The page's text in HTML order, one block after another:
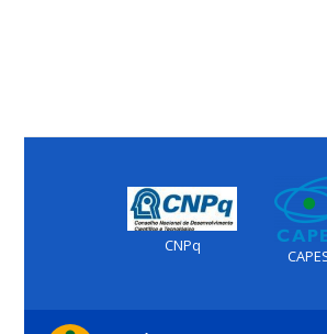
CNPq